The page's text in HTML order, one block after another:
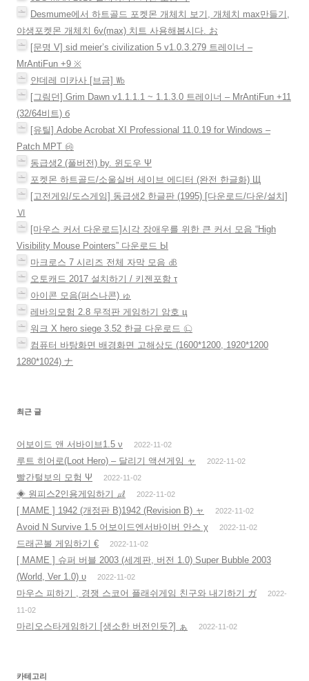
Desmume에서 하트골드 포켓몬 개체치 보기, 개체치 max만들기,
야생포켓몬 개체치 6v(max) 치트 사용해봅시다. お
[문명 V] sid meier’s civilization 5 v1.0.3.279 트레이너 –
MrAntiFun +9 ※
얀데레 미카사 [브금] ㏝
[그림던] Grim Dawn v1.1.1.1 ~ 1.1.3.0 트레이너 – MrAntiFun +11
(32/64비트) б
[유틸] Adobe Acrobat XI Professional 11.0.19 for Windows –
Patch MPT ㉳
동급생2 (풀버전) by. 윈도우 Ψ
포켓몬 하트골드/소울실버 세이브 에디터 (완전 한글화) Щ
[고전게임/도스게임] 동급생2 한글판 (1995) [다운로드/다운/설치]
Ⅵ
[마우스 커서 다운로드]시각 장애우를 위한 큰 커서 모음 “High
Visibility Mouse Pointers” 다운로드 Ы
마크로스 7 시리즈 전체 자막 모음 ㏈
오토캐드 2017 설치하기 / 키젠포함 τ
아이콘 모음(퍼스나콘) ゅ
레바의모험 2.8 무적판 게임하기 암호 ц
워크 X hero siege 3.52 한글 다운로드 ㉡
컴퓨터 바탕화면 배경화면 고해상도 (1600*1200, 1920*1200
1280*1024) ナ
최근 글
어보이드 앤 서바이브1.5 ν 2022-11-02
루트 히어로(Loot Hero) – 달리기 액션게임 ャ 2022-11-02
빨간털보의 모험 Ψ 2022-11-02
◈ 원피스2인용게임하기 ㎕ 2022-11-02
[ MAME ] 1942 (개정판 B)1942 (Revision B) ャ 2022-11-02
Avoid N Survive 1.5 어보이드엔서바이버 안스 χ 2022-11-02
드래곤볼 게임하기 € 2022-11-02
[ MAME ] 슈퍼 버블 2003 (세계판, 버전 1.0) Super Bubble 2003
(World, Ver 1.0) υ
2022-11-02
마우스 피하기 , 경쟁 스코어 플래쉬게임 친구와 내기하기 ガ
2022-
11-02
마리오스타게임하기 [생소한 버전인듯?] ぁ 2022-11-02
카테고리